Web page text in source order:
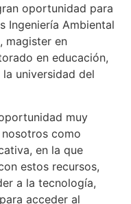
oportunidad para
Ingeniería Ambiental
magister en
en educación,
universidad del
muy
como
en la que
estos recursos,
a la tecnología,
acceder al